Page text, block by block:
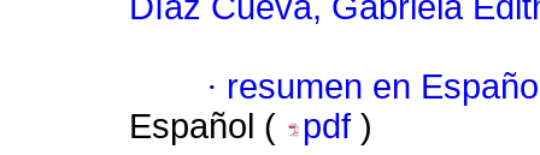
· resumen en
Español (
pdf )